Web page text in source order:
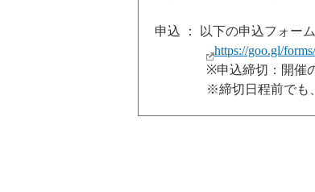
申込 ： 以下の申込フォー
https://goo.gl/
※申込締切：開催の
※締切日程前でも、定